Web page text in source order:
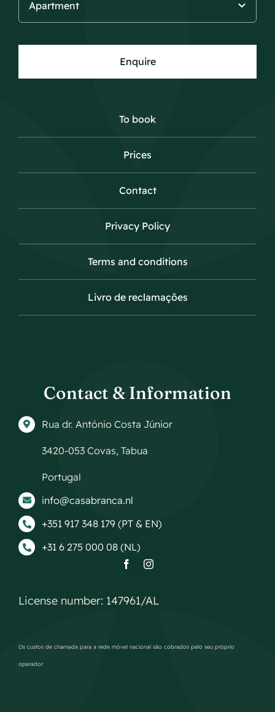
Enquire
To book
Prices
Contact
Privacy Policy
Terms and conditions
Livro de reclamações
Contact & Information
Rua dr. António Costa Júnior
3420-053 Covas, Tabua
Portugal
info@casabranca.nl
+351 917 348 179 (PT & EN)
+31 6 275 000 08 (NL)
License number: 147961/AL
Os custos de chamada para a rede móvel nacional são cobrados pelo seu próprio
operador